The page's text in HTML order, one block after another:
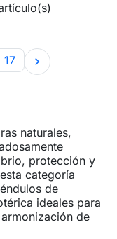
17 
naturales,
protección y
categoría
de
ideales para
de